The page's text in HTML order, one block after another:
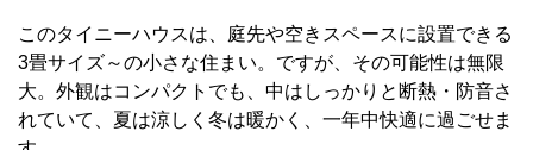
このタイニーハウスは、庭先や空きスペースに設置できる
3畳サイズ～の小さな住まい。ですが、その可能性は無限
大。外観はコンパクトでも、中はしっかりと断熱・防音さ
れていて、夏は涼しく冬は暖かく、一年中快適に過ごせま